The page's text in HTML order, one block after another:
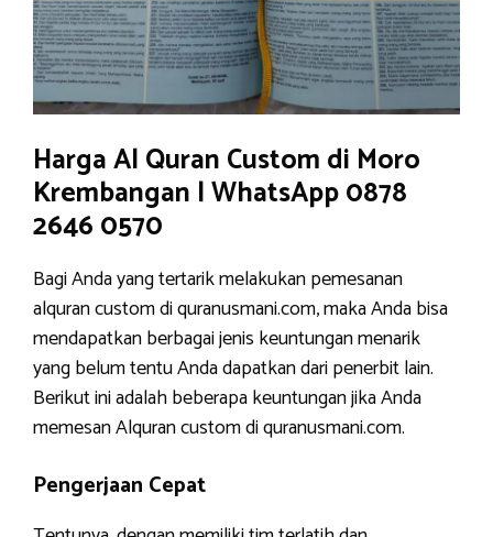
Harga Al Quran Custom di Moro
Krembangan | WhatsApp 0878
2646 0570
Bagi Anda yang tertarik melakukan pemesanan
alquran custom di quranusmani.com, maka Anda bisa
mendapatkan berbagai jenis keuntungan menarik
yang belum tentu Anda dapatkan dari penerbit lain.
Berikut ini adalah beberapa keuntungan jika Anda
memesan Alquran custom di quranusmani.com.
Pengerjaan Cepat